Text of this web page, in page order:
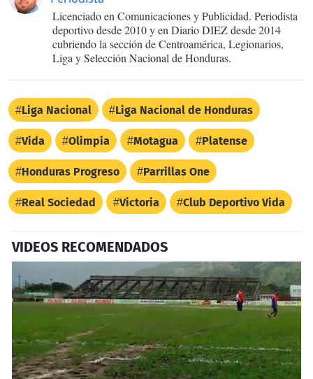
Licenciado en Comunicaciones y Publicidad. Periodista
deportivo desde 2010 y en Diario DIEZ desde 2014
cubriendo la sección de Centroamérica, Legionarios,
Liga y Selección Nacional de Honduras.
Liga Nacional Liga Nacional de Honduras
Vida Olimpia Motagua Platense
Honduras Progreso Parrillas One
Real Sociedad Victoria Club Deportivo Vida
VIDEOS RECOMENDADOS